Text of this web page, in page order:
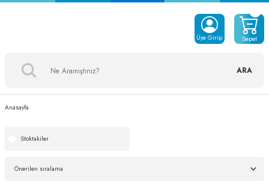
ARA
Üye Girişi Sepet
Anasayfa
Stoktakiler